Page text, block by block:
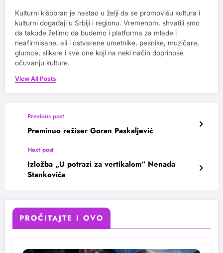
Kulturni kišobran je nastao u želji da se promovišu kultura i
kulturni događaji u Srbiji i regionu. Vremenom, shvatili smo
da takođe želimo da budemo i platforma za mlade i
neafirmisane, ali i ostvarene umetnike, pesnike, muzičare,
glumce, slikare i sve one koji na neki način doprinose
očuvanju kulture.
View All Posts
Previous post
Preminuo režiser Goran Paskaljević
Next post
Izložba „U potrazi za vertikalom“ Nenada
Stankovića
PROČITAJTE I OVO